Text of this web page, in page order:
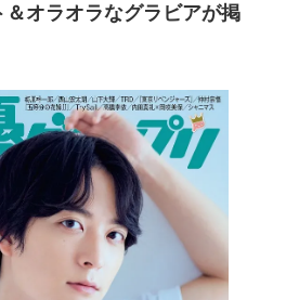
オラオラなグラビアが掲